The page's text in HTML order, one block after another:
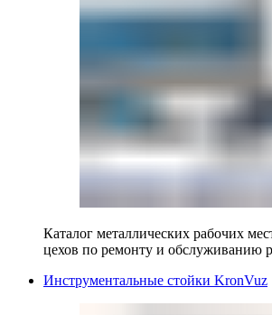
Каталог металлических рабочих
цехов по ремонту и обслуживанию
Инструментальные стойки KronVuz